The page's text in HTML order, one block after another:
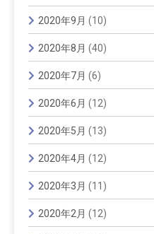
2020年9月 (10)
2020年8月 (40)
2020年7月 (6)
2020年6月 (12)
2020年5月 (13)
2020年4月 (12)
2020年3月 (11)
2020年2月 (12)